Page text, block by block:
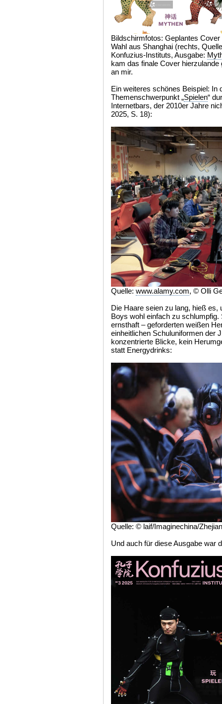
Bildschirmfotos: Geplantes
Wahl aus Shanghai (rechts,
Konfuzius-Instituts, Ausgabe:
kam das finale Cover
an mir.
Ein weiteres schönes Beispiel: In
Themenschwerpunkt „Spielen“
Internetbars, der 2010er Jahre
2025, S. 18):
Quelle: www.alamy.com, © Olli
Die Haare seien zu lang, hieß es,
Boys wohl einfach zu
ernsthaft – geforderten weißen
einheitlichen Schuluniformen der
konzentrierte Blicke, kein
statt Energydrinks:
Quelle: © laif/Imaginechina/
Und auch für diese Ausgabe war